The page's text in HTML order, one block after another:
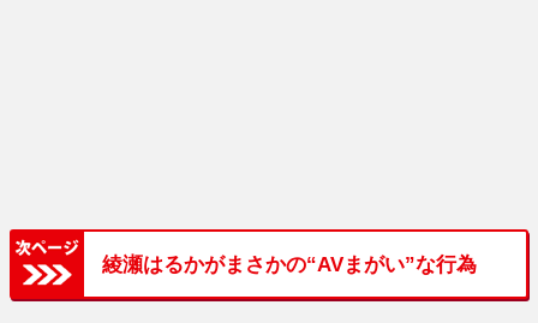
綾瀬はるかがまさかの“AVまがい”な行為